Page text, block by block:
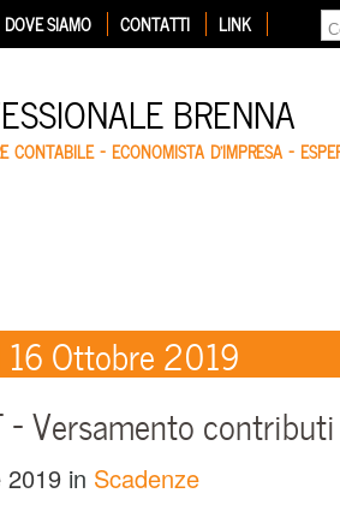
DOVE SIAMO CONTATTI LINK
BRENNA
CONTABILE – ECONOMISTA D'IMPRESA –
16 Ottobre 2019
– Versamento
2019 in Scadenze